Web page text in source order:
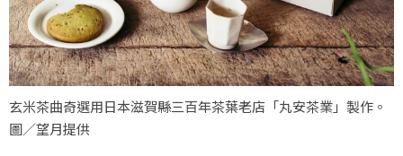
玄米茶曲奇選用日本滋賀縣三百年茶葉老店「丸安茶業」製作。
圖／望月提供